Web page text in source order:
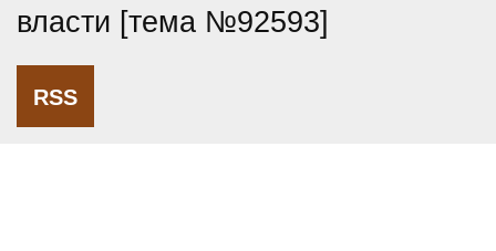
власти [тема №92593]
RSS